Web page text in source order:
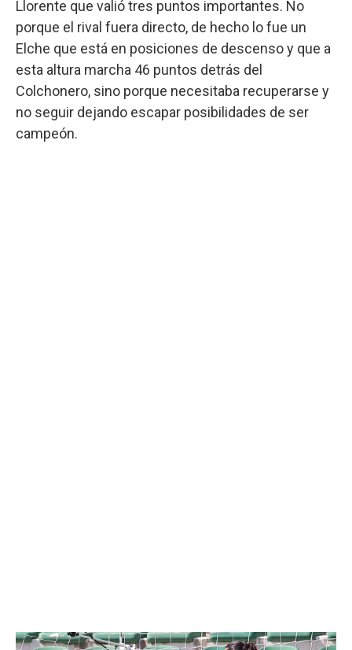
Llorente que valió tres puntos importantes. No
porque el rival fuera directo, de hecho lo fue un
Elche que está en posiciones de descenso y que a
esta altura marcha 46 puntos detrás del
Colchonero, sino porque necesitaba recuperarse y
no seguir dejando escapar posibilidades de ser
campeón.